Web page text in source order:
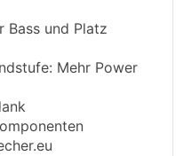
Bass und Platz
Mehr Power